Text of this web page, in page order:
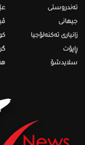
تەندروستى
جیهانی
زانیاری تەکنەلۆجیا
ڕاپۆت
سلایدشۆ